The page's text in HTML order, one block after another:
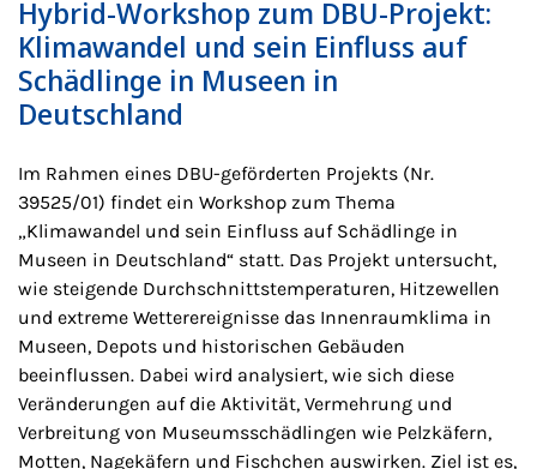
Hybrid-Workshop zum DBU-Projekt:
Klimawandel und sein Einfluss auf
Schädlinge in Museen in
Deutschland
Im Rahmen eines DBU-geförderten Projekts (Nr.
39525/01) findet ein Workshop zum Thema
„Klimawandel und sein Einfluss auf Schädlinge in
Museen in Deutschland“ statt. Das Projekt untersucht,
wie steigende Durchschnittstemperaturen, Hitzewellen
und extreme Wetterereignisse das Innenraumklima in
Museen, Depots und historischen Gebäuden
beeinflussen. Dabei wird analysiert, wie sich diese
Veränderungen auf die Aktivität, Vermehrung und
Verbreitung von Museumsschädlingen wie Pelzkäfern,
Motten, Nagekäfern und Fischchen auswirken. Ziel ist es,